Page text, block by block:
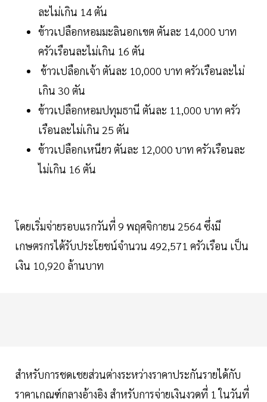
ละไม่เกิน 14 ตัน
ข้าวเปลือกหอมมะลินอกเขต ตันละ 14,000 บาท
ครัวเรือนละไม่เกิน 16 ตัน
ข้าวเปลือกเจ้า ตันละ 10,000 บาท ครัวเรือนละไม่
เกิน 30 ตัน
ข้าวเปลือกหอมปทุมธานี ตันละ 11,000 บาท ครัว
เรือนละไม่เกิน 25 ตัน
ข้าวเปลือกเหนียว ตันละ 12,000 บาท ครัวเรือนละ
ไม่เกิน 16 ตัน
โดยเริ่มจ่ายรอบแรกวันที่ 9 พฤศจิกายน 2564 ซึ่งมี
เกษตรกรได้รับประโยชน์จำนวน 492,571 ครัวเรือน เป็น
เงิน 10,920 ล้านบาท
สำหรับการชดเชยส่วนต่างระหว่างราคาประกันรายได้กับ
ราคาเกณฑ์กลางอ้างอิง สำหรับการจ่ายเงินงวดที่ 1 ในวันที่